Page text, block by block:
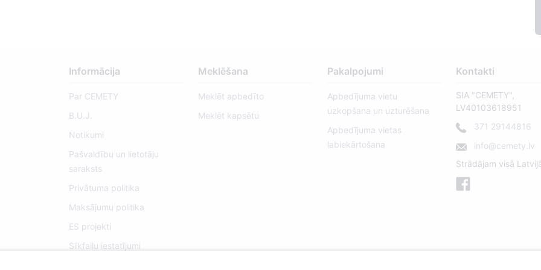
Informācija
Par CEMETY
B.U.J.
Notikumi
Pašvaldību un lietotāju
saraksts
Privātuma politika
Maksājumu politika
ES projekti
Sīkfailu iestatījumi
Meklēšana
Meklēt apbedīto
Meklēt kapsētu
Pakalpojumi
Apbedījuma vietu
uzkopšana un uzturēšana
Apbedījuma vietas
labiekārtošana
Kontakti
SIA "CEMETY",
LV40103618951
371 29144816
info@cemety.lv
Strādājam visā